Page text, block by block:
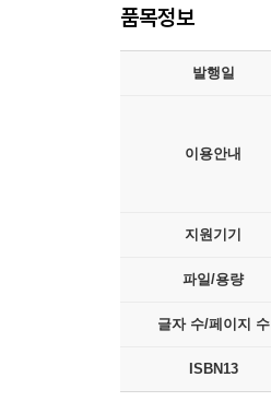
품목정보
발행일
이용안내
지원기기
파일/용량
글자 수/페이지 수
ISBN13